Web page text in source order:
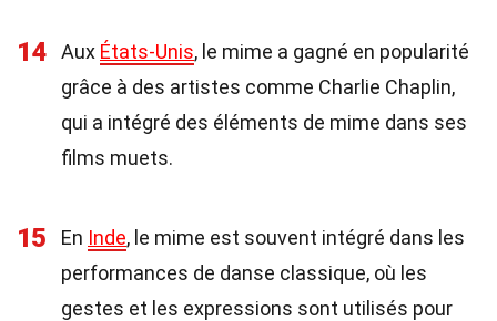
14 Aux États-Unis, le mime a gagné en popularité
grâce à des artistes comme Charlie Chaplin,
qui a intégré des éléments de mime dans ses
films muets.
15 En Inde, le mime est souvent intégré dans les
performances de danse classique, où les
gestes et les expressions sont utilisés pour